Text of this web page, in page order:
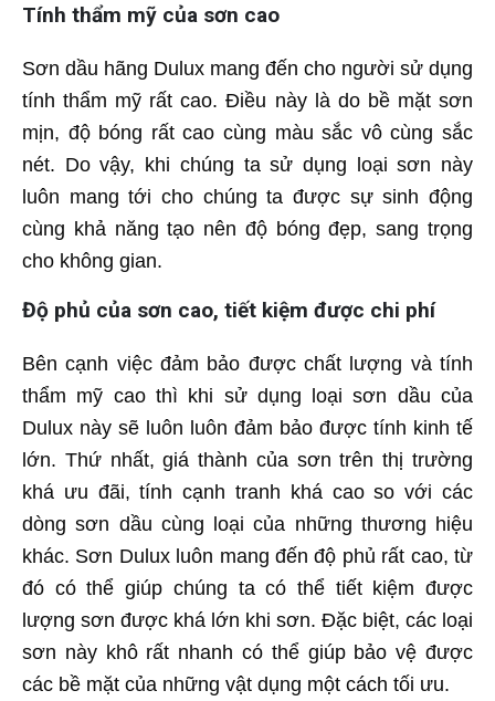
Tính thẩm mỹ của sơn cao
Sơn dầu hãng Dulux mang đến cho người sử dụng
tính thẩm mỹ rất cao. Điều này là do bề mặt sơn
mịn, độ bóng rất cao cùng màu sắc vô cùng sắc
nét. Do vậy, khi chúng ta sử dụng loại sơn này
luôn mang tới cho chúng ta được sự sinh động
cùng khả năng tạo nên độ bóng đẹp, sang trọng
cho không gian.
Độ phủ của sơn cao, tiết kiệm được chi phí
Bên cạnh việc đảm bảo được chất lượng và tính
thẩm mỹ cao thì khi sử dụng loại sơn dầu của
Dulux này sẽ luôn luôn đảm bảo được tính kinh tế
lớn. Thứ nhất, giá thành của sơn trên thị trường
khá ưu đãi, tính cạnh tranh khá cao so với các
dòng sơn dầu cùng loại của những thương hiệu
khác. Sơn Dulux luôn mang đến độ phủ rất cao, từ
đó có thể giúp chúng ta có thể tiết kiệm được
lượng sơn được khá lớn khi sơn. Đặc biệt, các loại
sơn này khô rất nhanh có thể giúp bảo vệ được
các bề mặt của những vật dụng một cách tối ưu.